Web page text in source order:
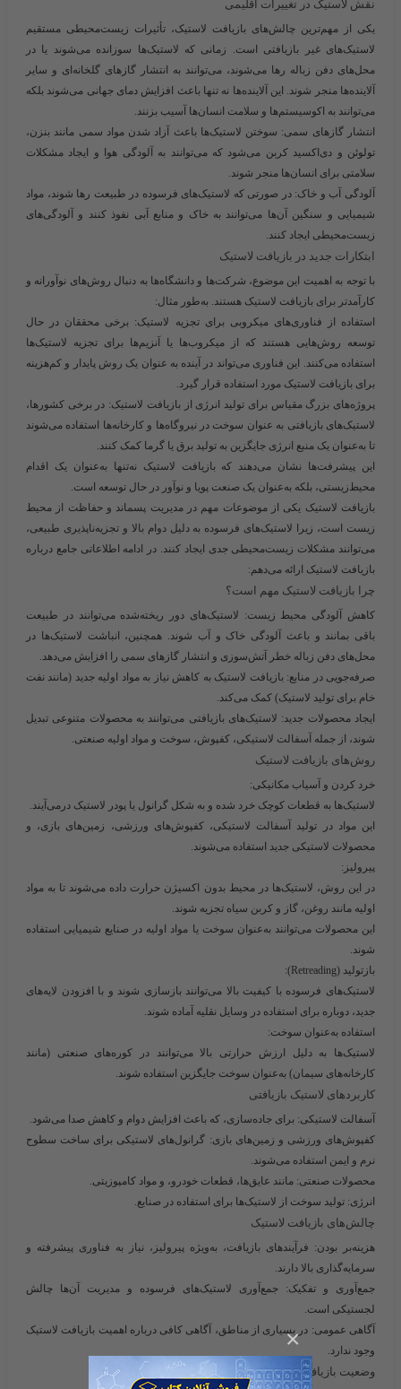
×
نقش لاستیک در تغییرات اقلیمی
یکی از مهم‌ترین چالش‌های بازیافت لاستیک، تأثیرات زیست‌محیطی مستقیم
لاستیک‌های غیر بازیافتی است. زمانی که لاستیک‌ها سوزانده می‌شوند یا در
محل‌های دفن زباله رها می‌شوند، می‌توانند به انتشار گازهای گلخانه‌ای و سایر
آلاینده‌ها منجر شوند. این آلاینده‌ها نه تنها باعث افزایش دمای جهانی می‌شوند بلکه
می‌توانند به اکوسیستم‌ها و سلامت انسان‌ها آسیب بزنند.
انتشار گازهای سمی: سوختن لاستیک‌ها باعث آزاد شدن مواد سمی مانند بنزن،
تولوئن و دی‌اکسید کربن می‌شود که می‌توانند به آلودگی هوا و ایجاد مشکلات
سلامتی برای انسان‌ها منجر شوند.
آلودگی آب و خاک: در صورتی که لاستیک‌های فرسوده در طبیعت رها شوند، مواد
شیمیایی و سنگین آن‌ها می‌توانند به خاک و منابع آبی نفوذ کنند و آلودگی‌های
زیست‌محیطی ایجاد کنند.
ابتکارات جدید در بازیافت لاستیک
با توجه به اهمیت این موضوع، شرکت‌ها و دانشگاه‌ها به دنبال روش‌های نوآورانه و
کارآمدتر برای بازیافت لاستیک هستند. به‌طور مثال:
استفاده از فناوری‌های میکروبی برای تجزیه لاستیک: برخی محققان در حال
توسعه روش‌هایی هستند که از میکروب‌ها یا آنزیم‌ها برای تجزیه لاستیک‌ها
استفاده می‌کنند. این فناوری می‌تواند در آینده به عنوان یک روش پایدار و کم‌هزینه
برای بازیافت لاستیک مورد استفاده قرار گیرد.
پروژه‌های بزرگ مقیاس برای تولید انرژی از بازیافت لاستیک: در برخی کشورها،
لاستیک‌های بازیافتی به عنوان سوخت در نیروگاه‌ها و کارخانه‌ها استفاده می‌شوند
تا به‌عنوان یک منبع انرژی جایگزین به تولید برق یا گرما کمک کنند.
این پیشرفت‌ها نشان می‌دهند که بازیافت لاستیک نه‌تنها به‌عنوان یک اقدام
محیط‌زیستی، بلکه به‌عنوان یک صنعت پویا و نوآور در حال توسعه است.
بازیافت لاستیک یکی از موضوعات مهم در مدیریت پسماند و حفاظت از محیط
زیست است، زیرا لاستیک‌های فرسوده به دلیل دوام بالا و تجزیه‌ناپذیری طبیعی،
می‌توانند مشکلات زیست‌محیطی جدی ایجاد کنند. در ادامه اطلاعاتی جامع درباره
بازیافت لاستیک ارائه می‌دهم:
چرا بازیافت لاستیک مهم است؟
کاهش آلودگی محیط زیست: لاستیک‌های دور ریخته‌شده می‌توانند در طبیعت
باقی بمانند و باعث آلودگی خاک و آب شوند. همچنین، انباشت لاستیک‌ها در
محل‌های دفن زباله خطر آتش‌سوزی و انتشار گازهای سمی را افزایش می‌دهد.
صرفه‌جویی در منابع: بازیافت لاستیک به کاهش نیاز به مواد اولیه جدید (مانند نفت
خام برای تولید لاستیک) کمک می‌کند.
ایجاد محصولات جدید: لاستیک‌های بازیافتی می‌توانند به محصولات متنوعی تبدیل
شوند، از جمله آسفالت لاستیکی، کفپوش، سوخت و مواد اولیه صنعتی.
روش‌های بازیافت لاستیک
خرد کردن و آسیاب مکانیکی:
لاستیک‌ها به قطعات کوچک خرد شده و به شکل گرانول یا پودر لاستیک درمی‌آیند.
این مواد در تولید آسفالت لاستیکی، کفپوش‌های ورزشی، زمین‌های بازی، و
محصولات لاستیکی جدید استفاده می‌شوند.
پیرولیز :
در این روش، لاستیک‌ها در محیط بدون اکسیژن حرارت داده می‌شوند تا به مواد
اولیه مانند روغن، گاز و کربن سیاه تجزیه شوند.
این محصولات می‌توانند به‌عنوان سوخت یا مواد اولیه در صنایع شیمیایی استفاده
شوند.
بازتولید (Retreading)
:
لاستیک‌های فرسوده با کیفیت بالا می‌توانند بازسازی شوند و با افزودن لایه‌های
جدید، دوباره برای استفاده در وسایل نقلیه آماده شوند.
استفاده به‌عنوان سوخت:
لاستیک‌ها به دلیل ارزش حرارتی بالا می‌توانند در کوره‌های صنعتی (مانند
کارخانه‌های سیمان) به‌عنوان سوخت جایگزین استفاده شوند.
کاربردهای لاستیک بازیافتی
آسفالت لاستیکی: برای جاده‌سازی، که باعث افزایش دوام و کاهش صدا می‌شود.
کفپوش‌های ورزشی و زمین‌های بازی: گرانول‌های لاستیکی برای ساخت سطوح
نرم و ایمن استفاده می‌شوند.
محصولات صنعتی: مانند عایق‌ها، قطعات خودرو، و مواد کامپوزیتی.
انرژی: تولید سوخت از لاستیک‌ها برای استفاده در صنایع.
چالش‌های بازیافت لاستیک
هزینه‌بر بودن: فرآیندهای بازیافت، به‌ویژه پیرولیز، نیاز به فناوری پیشرفته و
سرمایه‌گذاری بالا دارند.
جمع‌آوری و تفکیک: جمع‌آوری لاستیک‌های فرسوده و مدیریت آن‌ها چالش
لجستیکی است.
آگاهی عمومی: در بسیاری از مناطق، آگاهی کافی درباره اهمیت بازیافت لاستیک
وجود ندارد.
وضعیت بازیافت لاستیک در ایران